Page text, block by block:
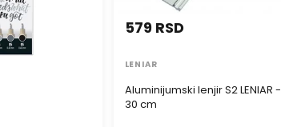
Aluminijumski lenjir S2 LENIAR -
30 cm
579 RSD
LENIAR